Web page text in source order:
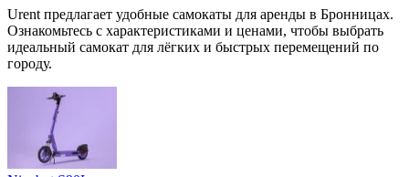
Urent предлагает удобные самокаты для аренды в Бронницах.
Ознакомьтесь с характеристиками и ценами, чтобы выбрать
идеальный самокат для лёгких и быстрых перемещений по
городу.